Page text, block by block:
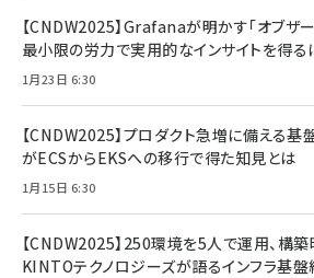
【CNDW2025】Grafanaが明かす「オブザ
最小限の労力で実用的なインサイトを得る
1月23日 6:30
【CNDW2025】プロダクト急増に備える基
がECSからEKSへの移行で得た知見とは
1月15日 6:30
【CNDW2025】250環境を5人で運用、構
KINTOテクノロジーズが語るインフラ基